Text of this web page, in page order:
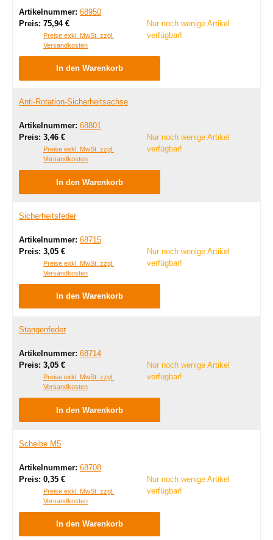
Artikelnummer: 68950
Preis: Regulärer Preis:
75,94 €
Preise exkl. MwSt. zzgl.
Versandkosten
Nur noch wenige Artikel
verfügbar!
In den Warenkorb
Anti-Rotation-Sicherheitsachse
Artikelnummer: 68801
Preis: Regulärer Preis:
3,46 €
Preise exkl. MwSt. zzgl.
Versandkosten
Nur noch wenige Artikel
verfügbar!
In den Warenkorb
Sicherheitsfeder
Artikelnummer: 68715
Preis: Regulärer Preis:
3,05 €
Preise exkl. MwSt. zzgl.
Versandkosten
Nur noch wenige Artikel
verfügbar!
In den Warenkorb
Stangenfeder
Artikelnummer: 68714
Preis: Regulärer Preis:
3,05 €
Preise exkl. MwSt. zzgl.
Versandkosten
Nur noch wenige Artikel
verfügbar!
In den Warenkorb
Scheibe M5
Artikelnummer: 68708
Preis: Regulärer Preis:
0,35 €
Preise exkl. MwSt. zzgl.
Versandkosten
Nur noch wenige Artikel
verfügbar!
In den Warenkorb